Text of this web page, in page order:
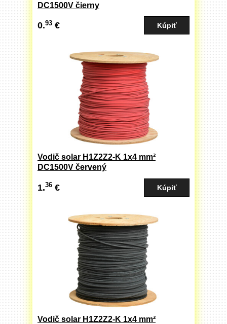
DC1500V čierny
0.93 €
Vodič solar H1Z2Z2-K 1x4 mm²
DC1500V červený
1.36 €
Vodič solar H1Z2Z2-K 1x4 mm²